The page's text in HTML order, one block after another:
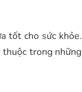
tốt cho sức khỏe.
trong những